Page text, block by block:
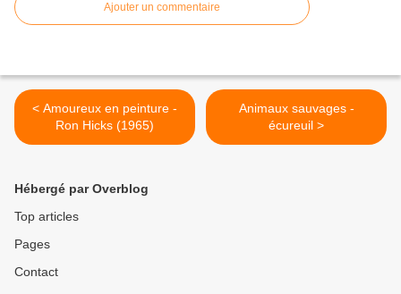
Ajouter un commentaire
< Amoureux en peinture -
Ron Hicks (1965)
Animaux sauvages -
écureuil >
Hébergé par Overblog
Top articles
Pages
Contact